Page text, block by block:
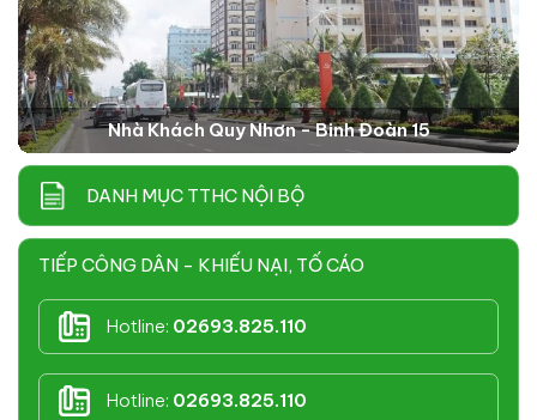
Nhà Khách Quy Nhơn - Binh Đoàn 15
DANH MỤC TTHC NỘI BỘ
TIẾP CÔNG DÂN - KHIẾU NẠI, TỐ CÁO
Hotline: 02693.825.110
Hotline: 02693.825.110